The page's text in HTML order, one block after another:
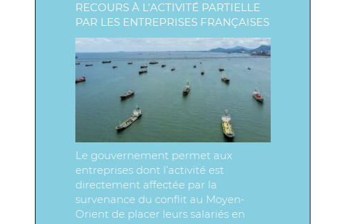
RECOURS À L’ACTIVITÉ PARTIELLE
PAR LES ENTREPRISES FRANÇAISES
Le gouvernement permet aux
entreprises dont l’activité est
directement affectée par la
survenance du conflit au Moyen-
Orient de placer leurs salariés en